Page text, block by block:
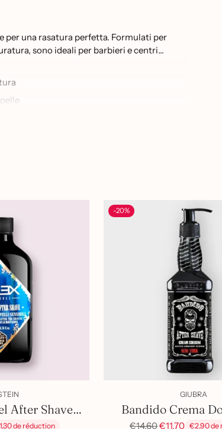
per una rasatura perfetta. Formulati per
sono ideali per barbieri e centri
After Shave
de réduction
-20%
GIUBRA
Bandido Crema
Prix
€14,60€11,70 €2,90 de